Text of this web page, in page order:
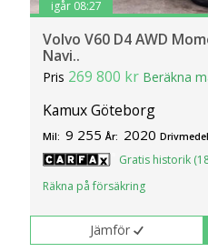
igår 08:27
Volvo V60 D4 AWD
Navi..
Pris 269 800 kr Beräkna
Kamux Göteborg
Mil: 9 255 År: 2020
Gratis historik
Räkna på försäkring
Jämför